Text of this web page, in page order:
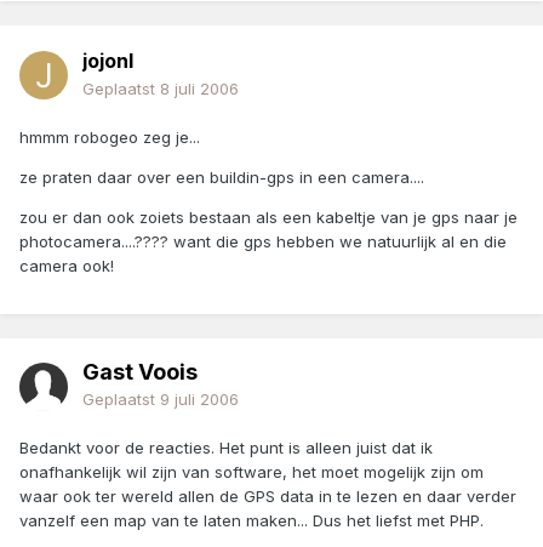
jojonl
Geplaatst 8 juli 2006
hmmm robogeo zeg je...
ze praten daar over een buildin-gps in een camera....
zou er dan ook zoiets bestaan als een kabeltje van je gps naar je
photocamera....???? want die gps hebben we natuurlijk al en die
camera ook!
Gast Voois
Geplaatst 9 juli 2006
Bedankt voor de reacties. Het punt is alleen juist dat ik
onafhankelijk wil zijn van software, het moet mogelijk zijn om
waar ook ter wereld allen de GPS data in te lezen en daar verder
vanzelf een map van te laten maken... Dus het liefst met PHP.